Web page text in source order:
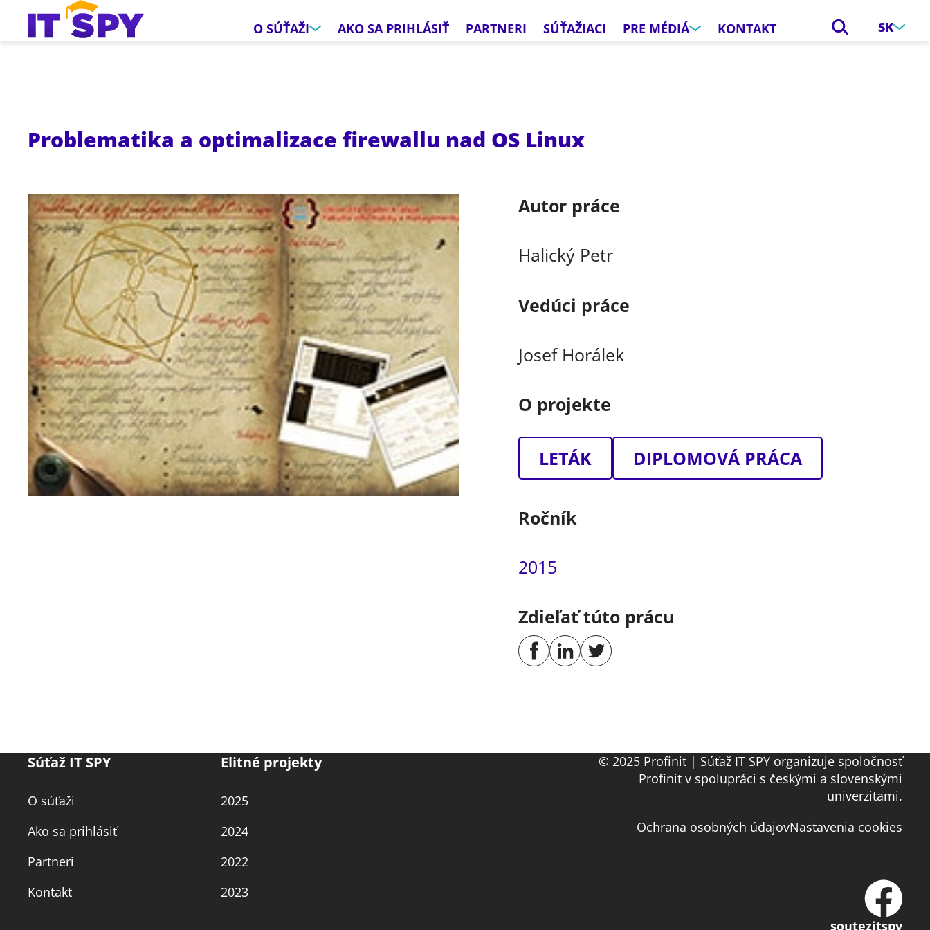
O SÚŤAŽI AKO SA PRIHLÁSIŤ PARTNERI SÚŤAŽIACI PRE MÉDIÁ KONTAKT SK
Problematika a optimalizace firewallu nad OS Linux
Autor práce
Halický Petr
Vedúci práce
Josef Horálek
O projekte
LETÁK DIPLOMOVÁ PRÁCA
Ročník
2015
Zdieľať túto prácu
Súťaž IT SPY
O súťaži
Ako sa prihlásiť
Partneri
Kontakt
Elitné projekty
2025
2024
2022
2023
© 2025 Profinit | Súťaž IT SPY organizuje spoločnosť
Profinit v spolupráci s českými a slovenskými
univerzitami.
Ochrana osobných údajovNastavenia cookies
soutezitspy